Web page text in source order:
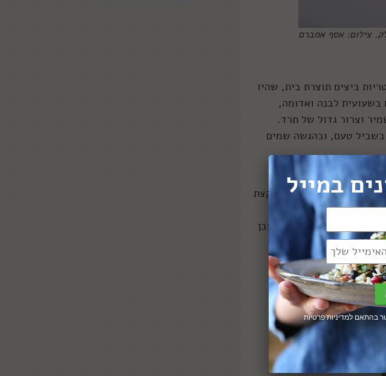
צילום: אסף אמברם
ביצים תוצרת בית, שהיו
לבנה ואדומה,
וצרור גדול של תרד.
בשביל טעם, ובהגשה שמים
ביחד עם גרגרי חומוס
שבור/מחורר, ואחרי עוד קצת
אטריות, ובגרסת
עם גבינת לאבנה (כמובן
בתוך הצלחת.
במייל
בהתאם למדיניות פרטיות